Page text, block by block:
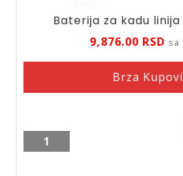
Baterija za kadu linija
9,876.00 RSD sa
Brza
Baterija
za